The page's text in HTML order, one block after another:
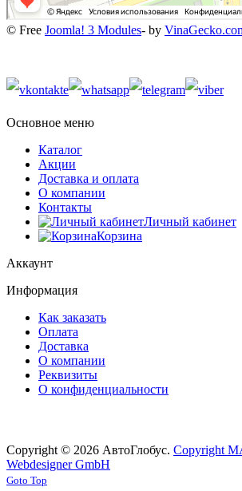
© Free Joomla! 3 Modules- by
Основное меню
Каталог
Акции
Доставка и оплата
О компании
Контакты
Личный кабинет
Корзина
Аккаунт
Информация
Как заказать
Оплата
Доставка
О компании
Реквизиты
О конфиденциальности
Copyright © 2026 АвтоГлобус. Copyright
Webdesigner GmbH
Joomla! 3 Templates
Goto Top